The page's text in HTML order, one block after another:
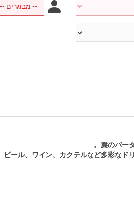
簾のバー
ビール、ワイン、カクテルなど多彩なド